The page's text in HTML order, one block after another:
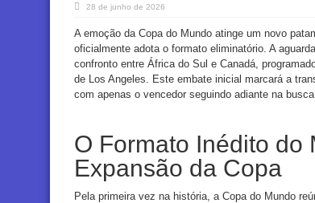
28 de junho de 2026
A emoção da Copa do Mundo atinge um novo
oficialmente adota o formato eliminatório. A
confronto entre África do Sul e Canadá,
de Los Angeles. Este embate inicial marcará a
com apenas o vencedor seguindo adiante na
O Formato Inédito do
Expansão da Copa
Pela primeira vez na história, a Copa do Mundo